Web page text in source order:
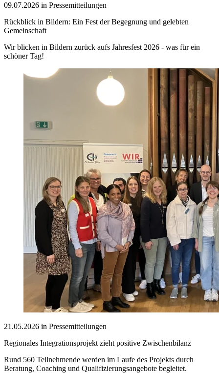
09.07.2026 in Pressemitteilungen
Rückblick in Bildern: Ein Fest der Begegnung und gelebten
Gemeinschaft
Wir blicken in Bildern zurück aufs Jahresfest 2026 - was für ein
schöner Tag!
21.05.2026 in Pressemitteilungen
Regionales Integrationsprojekt zieht positive Zwischenbilanz
Rund 560 Teilnehmende werden im Laufe des Projekts durch
Beratung, Coaching und Qualifizierungsangebote begleitet.